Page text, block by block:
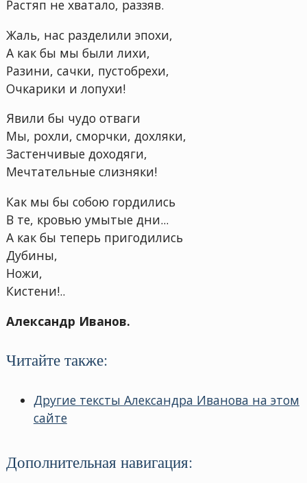
Растяп не хватало, раззяв.
Жаль, нас разделили эпохи,
А как бы мы были лихи,
Разини, сачки, пустобрехи,
Очкарики и лопухи!
Явили бы чудо отваги
Мы, рохли, сморчки, дохляки,
Застенчивые доходяги,
Мечтательные слизняки!
Как мы бы собою гордились
В те, кровью умытые дни...
А как бы теперь пригодились
Дубины,
Ножи,
Кистени!..
Александр Иванов.
Читайте также:
Другие тексты Александра Иванова на этом
сайте
Дополнительная навигация: